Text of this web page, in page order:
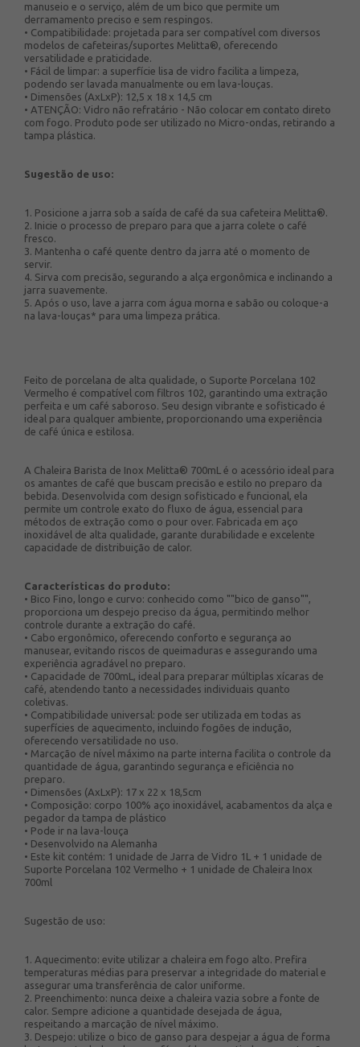
manuseio e o serviço, além de um bico que permite um
derramamento preciso e sem respingos.
• Compatibilidade: projetada para ser compatível com diversos
modelos de cafeteiras/suportes Melitta®, oferecendo
versatilidade e praticidade.
• Fácil de limpar: a superfície lisa de vidro facilita a limpeza,
podendo ser lavada manualmente ou em lava-louças.
• Dimensões (AxLxP): 12,5 x 18 x 14,5 cm
• ATENÇÃO: Vidro não refratário - Não colocar em contato direto
com fogo. Produto pode ser utilizado no Micro-ondas, retirando a
tampa plástica.
Sugestão de uso:
1. Posicione a jarra sob a saída de café da sua cafeteira Melitta®.
2. Inicie o processo de preparo para que a jarra colete o café
fresco.
3. Mantenha o café quente dentro da jarra até o momento de
servir.
4. Sirva com precisão, segurando a alça ergonômica e inclinando a
jarra suavemente.
5. Após o uso, lave a jarra com água morna e sabão ou coloque-a
na lava-louças* para uma limpeza prática.
Feito de porcelana de alta qualidade, o Suporte Porcelana 102
Vermelho é compatível com filtros 102, garantindo uma extração
perfeita e um café saboroso. Seu design vibrante e sofisticado é
ideal para qualquer ambiente, proporcionando uma experiência
de café única e estilosa.
A Chaleira Barista de Inox Melitta® 700mL é o acessório ideal para
os amantes de café que buscam precisão e estilo no preparo da
bebida. Desenvolvida com design sofisticado e funcional, ela
permite um controle exato do fluxo de água, essencial para
métodos de extração como o pour over. Fabricada em aço
inoxidável de alta qualidade, garante durabilidade e excelente
capacidade de distribuição de calor.
Características do produto:
• Bico Fino, longo e curvo: conhecido como ""bico de ganso"",
proporciona um despejo preciso da água, permitindo melhor
controle durante a extração do café.
• Cabo ergonômico, oferecendo conforto e segurança ao
manusear, evitando riscos de queimaduras e assegurando uma
experiência agradável no preparo.
• Capacidade de 700mL, ideal para preparar múltiplas xícaras de
café, atendendo tanto a necessidades individuais quanto
coletivas.
• Compatibilidade universal: pode ser utilizada em todas as
superfícies de aquecimento, incluindo fogões de indução,
oferecendo versatilidade no uso.
• Marcação de nível máximo na parte interna facilita o controle da
quantidade de água, garantindo segurança e eficiência no
preparo.
• Dimensões (AxLxP): 17 x 22 x 18,5cm
• Composição: corpo 100% aço inoxidável, acabamentos da alça e
pegador da tampa de plástico
• Pode ir na lava-louça
• Desenvolvido na Alemanha
• Este kit contém: 1 unidade de Jarra de Vidro 1L + 1 unidade de
Suporte Porcelana 102 Vermelho + 1 unidade de Chaleira Inox
700ml
Sugestão de uso:
1. Aquecimento: evite utilizar a chaleira em fogo alto. Prefira
temperaturas médias para preservar a integridade do material e
assegurar uma transferência de calor uniforme.
2. Preenchimento: nunca deixe a chaleira vazia sobre a fonte de
calor. Sempre adicione a quantidade desejada de água,
respeitando a marcação de nível máximo.
3. Despejo: utilize o bico de ganso para despejar a água de forma